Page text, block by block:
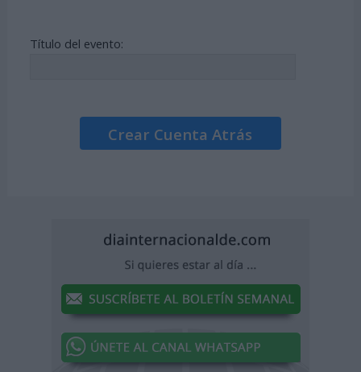
Título del evento:
Crear Cuenta Atrás